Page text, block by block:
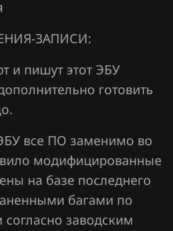
ЗАПИСИ:
и пишут этот ЭБУ
готовить
все ПО заменимо во
модифицированные
на базе последнего
багами по
заводским